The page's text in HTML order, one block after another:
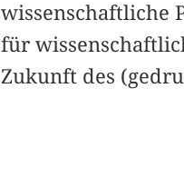
wissenschaftliche
für
Zukunft des